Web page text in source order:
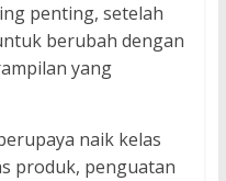
penting, setelah
berubah dengan
yang
naik kelas
produk, penguatan